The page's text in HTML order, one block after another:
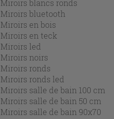
Miroirs blancs ronds
Miroirs bluetooth
Miroirs en bois
Miroirs en teck
Miroirs led
Miroirs noirs
Miroirs ronds
Miroirs ronds led
Miroirs salle de bain 100 cm
Miroirs salle de bain 50 cm
Miroirs salle de bain 90x70